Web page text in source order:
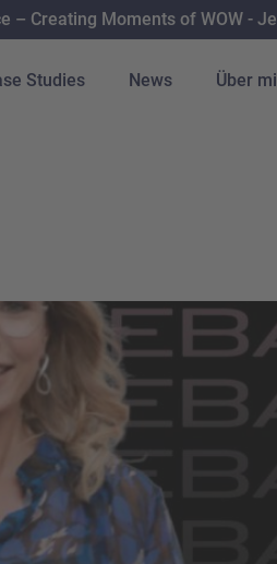
– Creating Moments of WOW -
Studies News Über